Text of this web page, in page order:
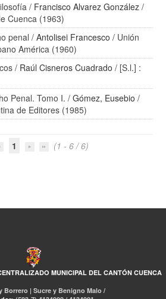
/ Francisco Alvarez González /
Cuenca (1963)
penal /Antolisei Francesco / Unión
América (1960)
/ Raúl Cisneros Cuadrado / [S.l.] :
Penal. Tomo I. /Gómez, Eusebio /
de Editores (1985)
1 (1 - 6 / 6)
MUNICIPAL DEL CANTÓN CUENCA
Borrero | Sucre y Benigno Malo /